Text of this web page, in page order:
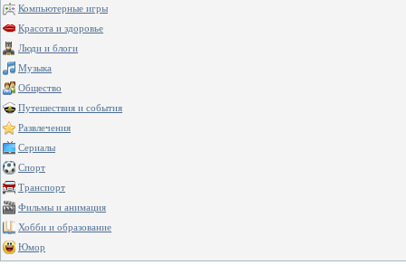
Компьютерные игры
Красота и здоровье
Люди и блоги
Музыка
Общество
Путешествия и события
Развлечения
Сериалы
Спорт
Транспорт
Фильмы и анимация
Хобби и образование
Юмор